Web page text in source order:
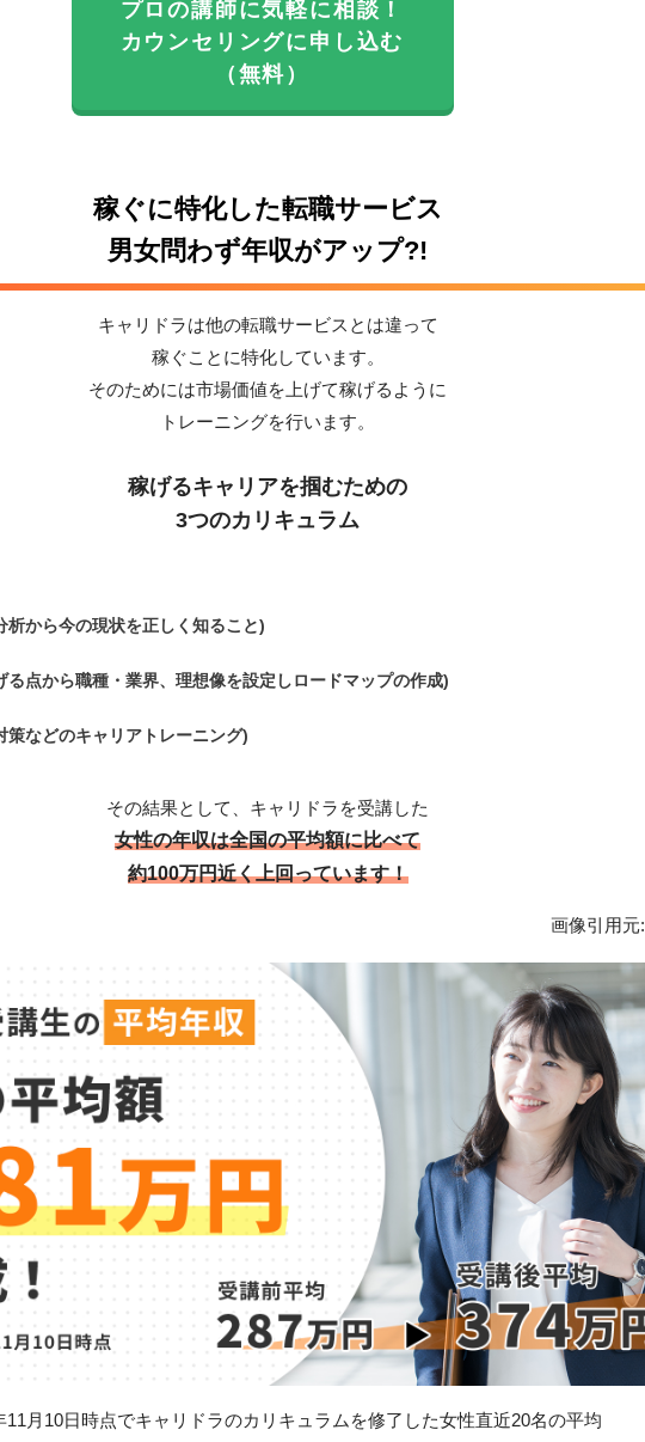
プロの講師に気軽に相談！
カウンセリングに申し込む
（無料）
稼ぐに特化した転職サービス
男女問わず年収がアップ?!
キャリドラは他の転職サービスとは違って
稼ぐことに特化しています。
そのためには市場価値を上げて稼げるように
トレーニングを行います。
稼げるキャリアを掴むための
3つのカリキュラム
析から今の現状を正しく知ること)
る点から職種・業界、理想像を設定しロードマップの作成)
策などのキャリアトレーニング)
その結果として、キャリドラを受講した
女性の年収は全国の平均額に比べて
約100万円近く上回っています！
画像引用元:
月10日時点でキャリドラのカリキュラムを修了した女性直近20名の平均